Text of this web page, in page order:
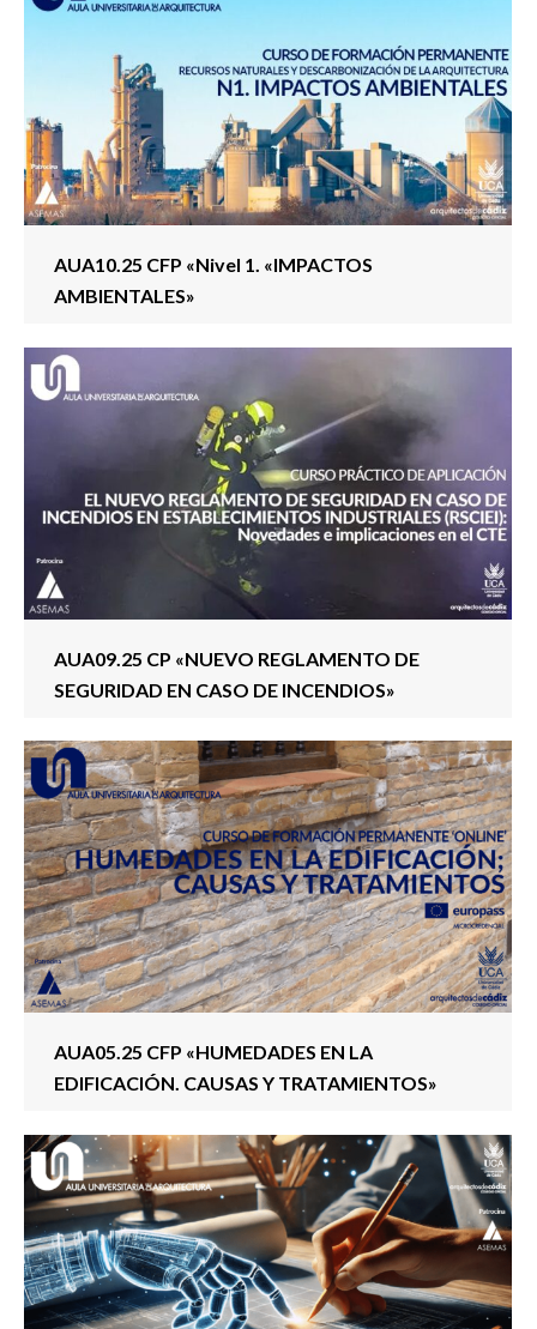
AUA10.25 CFP «Nivel 1. «IMPACTOS
AMBIENTALES»
AUA09.25 CP «NUEVO REGLAMENTO DE
SEGURIDAD EN CASO DE INCENDIOS»
AUA05.25 CFP «HUMEDADES EN LA
EDIFICACIÓN. CAUSAS Y TRATAMIENTOS»